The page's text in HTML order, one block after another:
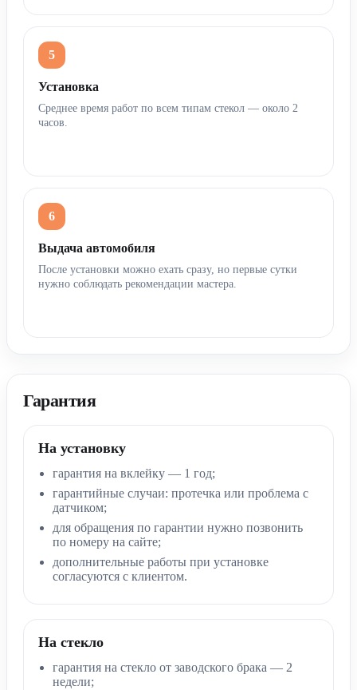
Установка
Среднее время работ по всем типам стекол — около 2
часов.
Выдача автомобиля
После установки можно ехать сразу, но первые сутки
нужно соблюдать рекомендации мастера.
Гарантия
На установку
гарантия на вклейку — 1 год;
гарантийные случаи: протечка или проблема с
датчиком;
для обращения по гарантии нужно позвонить
по номеру на сайте;
дополнительные работы при установке
согласуются с клиентом.
На стекло
гарантия на стекло от заводского брака — 2
недели;